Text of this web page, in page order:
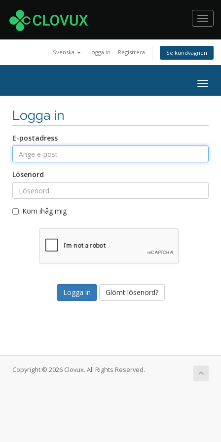
Svenska Logga in Registrera Se kundvagnen
Logga in
E-postadress
Lösenord
Kom ihåg mig
Glömt lösenord?
Copyright © 2026 Clovux. All Rights Reserved.